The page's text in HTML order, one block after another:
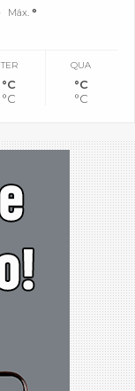
Máx.°
TER
°C
°C
QUA
°C
°C